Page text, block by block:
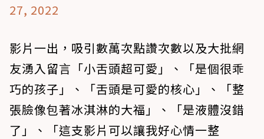
27, 2022
影片一出，吸引數萬次點讚次數以及大批網
友湧入留言「小舌頭超可愛」、「是個很乖
巧的孩子」、「舌頭是可愛的核心」、「整
張臉像包著冰淇淋的大福」、「是液體沒錯
了」、「這支影片可以讓我好心情一整